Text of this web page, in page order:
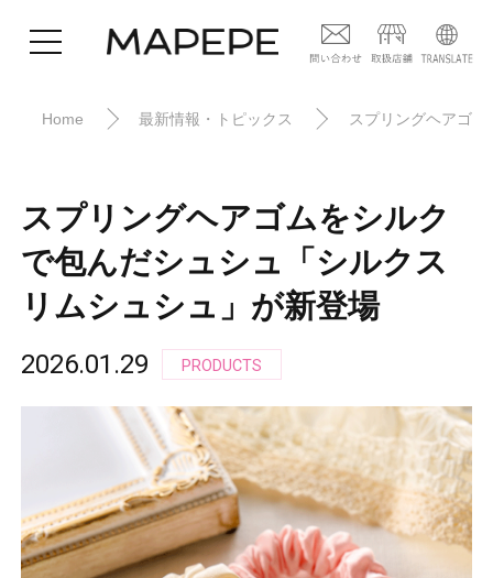
Home 最新情報・トピックス スプリングヘアゴ
スプリングヘアゴムをシルク
で包んだシュシュ「シルクス
リムシュシュ」が新登場
2026.01.29 PRODUCTS